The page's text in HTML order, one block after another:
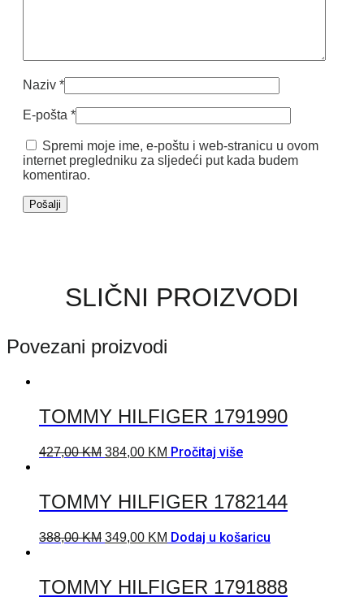
Naziv *
E-pošta *
Spremi moje ime, e-poštu i web-stranicu u ovom
internet pregledniku za sljedeći put kada budem
komentirao.
SLIČNI PROIZVODI
Povezani proizvodi
TOMMY HILFIGER 1791990
427,00KM 384,00 KM Pročitaj više
TOMMY HILFIGER 1782144
388,00KM 349,00 KM Dodaj u košaricu
TOMMY HILFIGER 1791888